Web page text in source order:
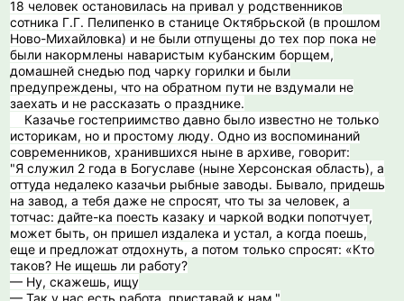
18 человек остановилась на привал у родственников
сотника Г.Г. Пелипенко в станице Октябрьской (в прошлом
Ново-Михайловка) и не были отпущены до тех пор пока не
были накормлены наваристым кубанским борщем,
домашней снедью под чарку горилки и были
предупреждены, что на обратном пути не вздумали не
заехать и не рассказать о празднике.
Казачье гостеприимство давно было известно не только
историкам, но и простому люду. Одно из воспоминаний
современников, хранившихся ныне в архиве, говорит:
"Я служил 2 года в Богуславе (ныне Херсонская область), а
оттуда недалеко казачьи рыбные заводы. Бывало, придешь
на завод, а тебя даже не спросят, что ты за человек, а
тотчас: дайте-ка поесть казаку и чаркой водки попотчует,
может быть, он пришел издалека и устал, а когда поешь,
еще и предложат отдохнуть, а потом только спросят: «Кто
таков? Не ищешь ли работу?
— Ну, скажешь, ищу